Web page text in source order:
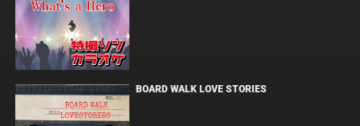
BOARD WALK LOVE STORIES